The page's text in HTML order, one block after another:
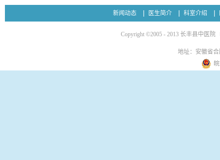
新闻动态 医生简介 科室介绍
Copyright ©2005 - 2013 长丰县中医院
地址：安徽省